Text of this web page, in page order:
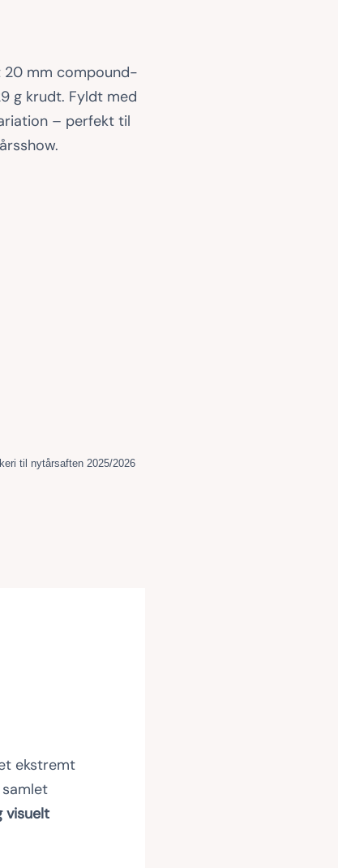
pris
var:
1.799,00 kr..
pris
er:
1.250,00 kr..
20 mm compound-
g krudt. Fyldt med
– perfekt til
til nytårsaften 2025/2026
ekstremt
visuelt